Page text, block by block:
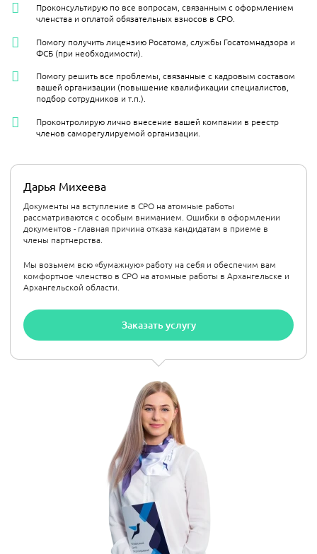
Дарья Михеева
Документы на вступление в СРО на атомные работы
рассматриваются с особым вниманием. Ошибки в оформлении
документов - главная причина отказа кандидатам в приеме в
члены партнерства.
Мы возьмем всю «бумажную» работу на себя и обеспечим вам
комфортное членство в СРО на атомные работы в Архангельске и
Архангельской области.
Заказать услугу
Проконсультирую по все вопросам, связанным с оформлением
членства и оплатой обязательных взносов в СРО.
Помогу получить лицензию Росатома, службы Госатомнадзора и
ФСБ (при необходимости).
Помогу решить все проблемы, связанные с кадровым составом
вашей организации (повышение квалификации специалистов,
подбор сотрудников и т.п.).
Проконтролирую лично внесение вашей компании в реестр
членов саморегулируемой организации.